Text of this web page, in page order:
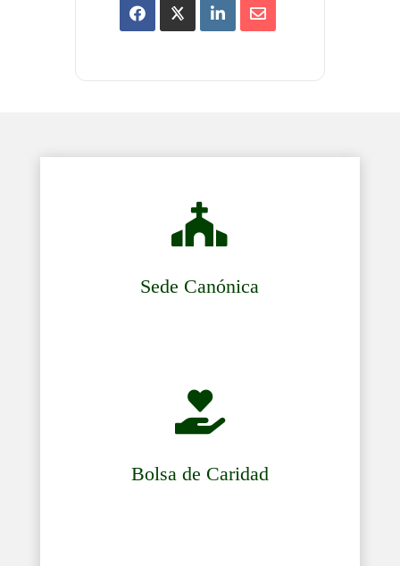

Sede Canónica

Bolsa de Caridad